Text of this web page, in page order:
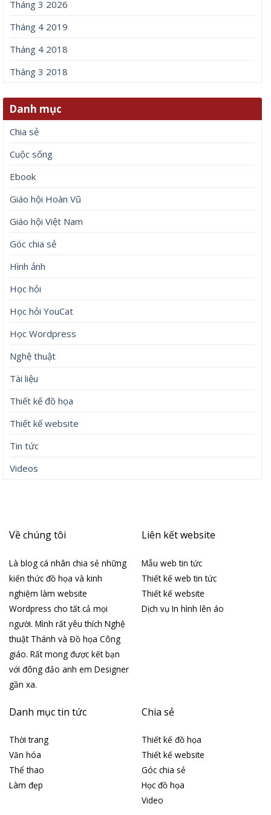
Tháng 3 2026
Tháng 4 2019
Tháng 4 2018
Tháng 3 2018
Danh mục
Chia sẻ
Cuộc sống
Ebook
Giáo hội Hoàn Vũ
Giáo hội Việt Nam
Góc chia sẻ
Hình ảnh
Học hỏi
Học hỏi YouCat
Học Wordpress
Nghệ thuật
Tài liệu
Thiết kế đồ họa
Thiết kế website
Tin tức
Videos
Về chúng tôi
Là blog cá nhân chia sẻ những
kiến thức đồ họa và kinh
nghiệm làm website
Wordpress cho tất cả mọi
người. Mình rất yêu thích Nghệ
thuật Thánh và Đồ họa Công
giáo. Rất mong được kết bạn
với đông đảo anh em Designer
gần xa.
Liên kết website
Mẫu web tin tức
Thiết kế web tin tức
Thiết kế website
Dịch vụ In hình lên áo
Danh mục tin tức
Thời trang
Văn hóa
Thể thao
Làm đẹp
Chia sẻ
Thiết kế đồ họa
Thiết kế website
Góc chia sẻ
Học đồ họa
Video